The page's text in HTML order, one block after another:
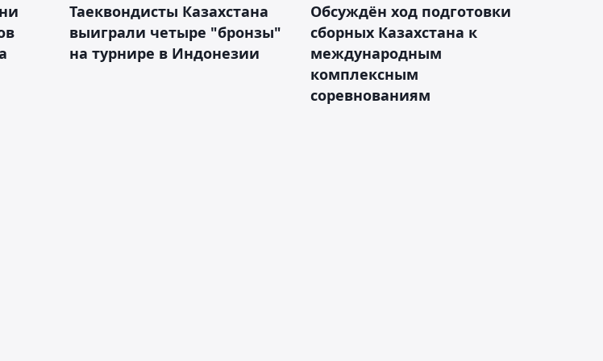
Таеквондисты Казахстана
выиграли четыре "бронзы"
на турнире в Индонезии
Обсуждён ход подготовки
сборных Казахстана к
международным
комплексным
соревнованиям